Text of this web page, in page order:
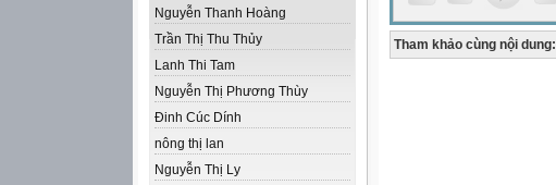
Nguyễn Thanh Hoàng
Trần Thị Thu Thủy
Lanh Thi Tam
Nguyễn Thị Phương Thùy
Đinh Cúc Dính
nông thị lan
Nguyễn Thị Ly
Tham khảo cùng nội dung: